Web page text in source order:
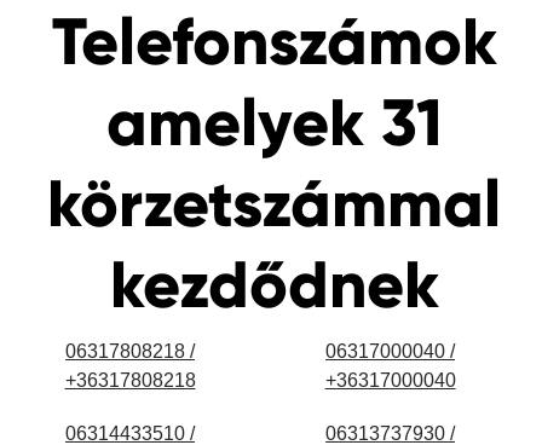
Telefonszámok
amelyek 31
körzetszámmal
kezdődnek
06317808218 /
+36317808218
06317000040 /
+36317000040
06314433510 /
06313737930 /